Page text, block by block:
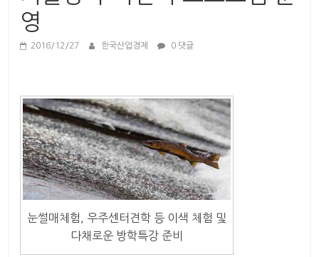
영
2016/12/27 한국산업경제 0 댓글
눈썰매체험, 우주센터견학 등 이색 체험 및
다채로운 방학특강 준비